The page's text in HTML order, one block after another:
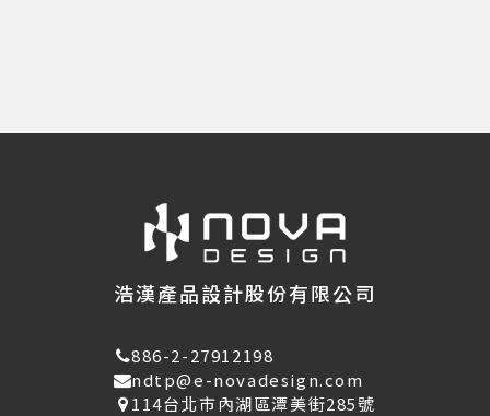
浩漢產品設計股份有限公司
886-2-27912198
ndtp@e-novadesign.com
114台北市內湖區潭美街285號